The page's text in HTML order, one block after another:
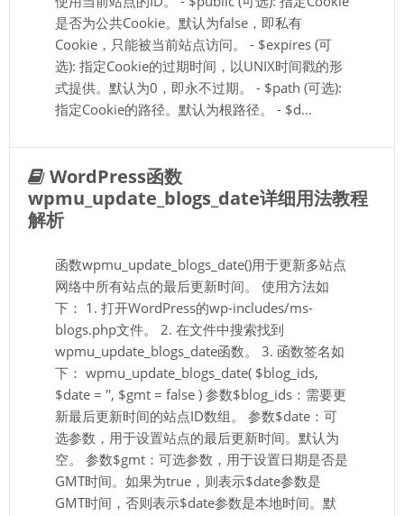
是否为公共Cookie。默认为false，即私有
Cookie，只能被当前站点访问。 - $expires (可
选): 指定Cookie的过期时间，以UNIX时间戳的形
式提供。默认为0，即永不过期。 - $path (可选):
指定Cookie的路径。默认为根路径。 - $d...
WordPress函数
wpmu_update_blogs_date详细用法教程
解析
函数wpmu_update_blogs_date()用于更新多站点
网络中所有站点的最后更新时间。 使用方法如
下： 1. 打开WordPress的wp-includes/ms-
blogs.php文件。 2. 在文件中搜索找到
wpmu_update_blogs_date函数。 3. 函数签名如
下： wpmu_update_blogs_date( $blog_ids,
$date = '', $gmt = false ) 参数$blog_ids：需要更
新最后更新时间的站点ID数组。 参数$date：可
选参数，用于设置站点的最后更新时间。默认为
空。 参数$gmt：可选参数，用于设置日期是否是
GMT时间。如果为true，则表示$date参数是
GMT时间，否则表示$date参数是本地时间。默